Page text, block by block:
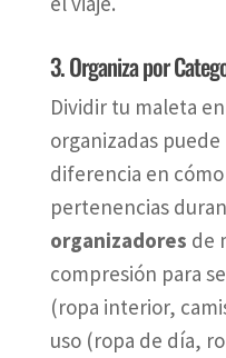
3. Organiza por
Dividir tu maleta
organizadas
diferencia en
pertenencias
organizadores de
compresión para
(ropa interior,
uso (ropa de día,